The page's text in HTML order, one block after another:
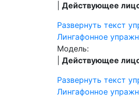
Действующее
Развернуть текст
Лингафонное
Модель:
Действующее
Развернуть текст
Лингафонное